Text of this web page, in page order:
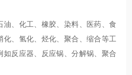
油、化工、橡胶、染料、医药、食
化、氢化、烃化、聚合、缩合等工
如反应器、反应锅、分解锅、聚合